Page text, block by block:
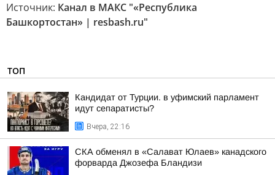
Источник: Канал в МАКС "«Республика
Башкортостан» | resbash.ru"
ТОП
Кандидат от Турции. в уфимский парламент
идут сепаратисты?
Вчера, 22:16
СКА обменял в «Салават Юлаев» канадского
форварда Джозефа Бландизи